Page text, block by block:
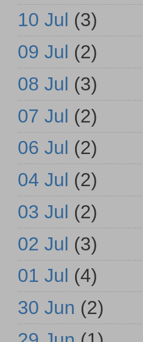
10 Jul (3)
09 Jul (2)
08 Jul (3)
07 Jul (2)
06 Jul (2)
04 Jul (2)
03 Jul (2)
02 Jul (3)
01 Jul (4)
30 Jun (2)